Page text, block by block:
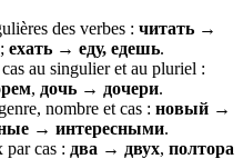
des verbes : читать →
; ехать → еду, едешь.
au singulier et au pluriel :
, дочь → дочери.
nombre et cas : новый →
→ интересными.
par cas : два → двух, полтора